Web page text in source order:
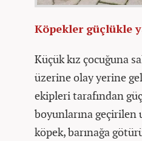
Köpekler güçlükle
Küçük kız çocuğuna
üzerine olay yerine
ekipleri tarafından
boyunlarına geçirilen
köpek, barınağa